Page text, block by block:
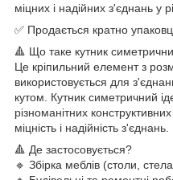
міцних і надійних з'єднань у
✅ Продається кратно
🔺 Що таке кутник
Це кріпильний елемент з
використовується для
кутом. Кутник симетричний
різноманітних
міцність і надійність з'єднань.
🔺 Де застосовується?
🔹 Збірка меблів (столи,